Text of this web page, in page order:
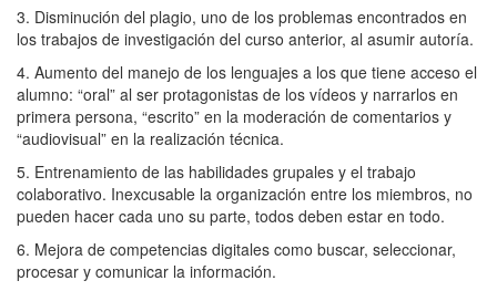
3. Disminución del plagio, uno de los problemas encontrados en
los trabajos de investigación del curso anterior, al asumir autoría.
4. Aumento del manejo de los lenguajes a los que tiene acceso el
alumno: “oral” al ser protagonistas de los vídeos y narrarlos en
primera persona, “escrito” en la moderación de comentarios y
“audiovisual” en la realización técnica.
5. Entrenamiento de las habilidades grupales y el trabajo
colaborativo. Inexcusable la organización entre los miembros, no
pueden hacer cada uno su parte, todos deben estar en todo.
6. Mejora de competencias digitales como buscar, seleccionar,
procesar y comunicar la información.